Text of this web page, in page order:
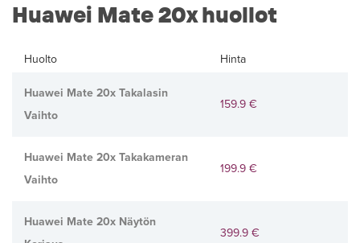
Huawei Mate 20x huollot
Huolto Hinta
Huawei Mate 20x Takalasin
Vaihto
159.9 €
Huawei Mate 20x Takakameran
Vaihto
199.9 €
Huawei Mate 20x Näytön
399.9 €